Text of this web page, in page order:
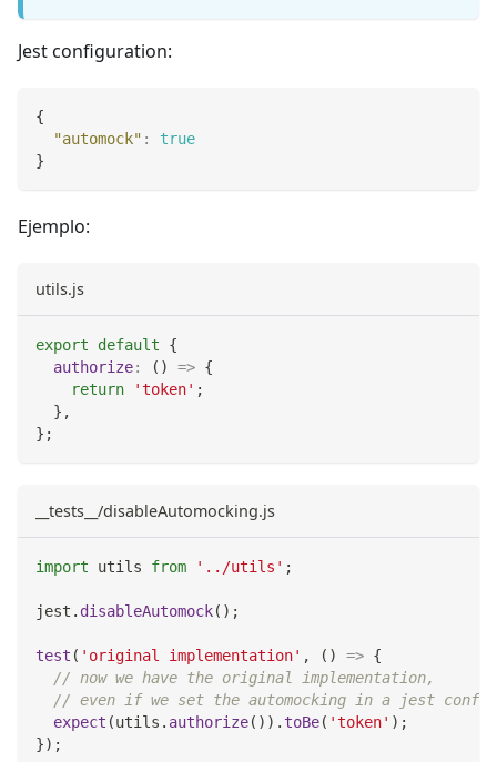
Jest configuration:
{
"automock" :
true
}
Ejemplo:
utils.js
export default
{
authorize: ( ) => {
return
'token' ;
} ,
} ;
__tests__/disableAutomocking.js
import utils from '../utils' ;
jest . disableAutomock( ) ;
test ( 'original implementation' , ( ) => {
// now we have the original implementation,
// even if we set the automocking in a jest
expect (utils . authorize( ) ) . toBe( 'token' ) ;
}) ;